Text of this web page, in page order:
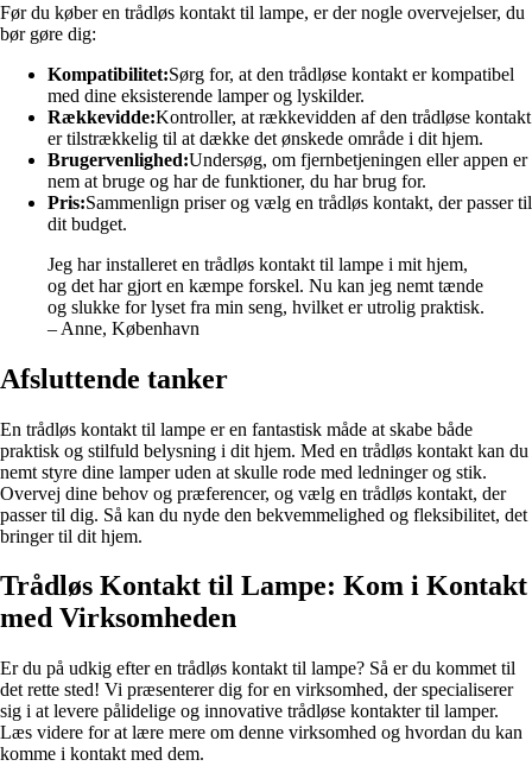
Før du køber en trådløs kontakt til lampe, er der nogle overvejelser, du
bør gøre dig:
Kompatibilitet:Sørg for, at den trådløse kontakt er kompatibel
med dine eksisterende lamper og lyskilder.
Rækkevidde:Kontroller, at rækkevidden af den trådløse kontakt
er tilstrækkelig til at dække det ønskede område i dit hjem.
Brugervenlighed:Undersøg, om fjernbetjeningen eller appen er
nem at bruge og har de funktioner, du har brug for.
Pris:Sammenlign priser og vælg en trådløs kontakt, der passer til
dit budget.
Jeg har installeret en trådløs kontakt til lampe i mit hjem,
og det har gjort en kæmpe forskel. Nu kan jeg nemt tænde
og slukke for lyset fra min seng, hvilket er utrolig praktisk.
– Anne, København
Afsluttende tanker
En trådløs kontakt til lampe er en fantastisk måde at skabe både
praktisk og stilfuld belysning i dit hjem. Med en trådløs kontakt kan du
nemt styre dine lamper uden at skulle rode med ledninger og stik.
Overvej dine behov og præferencer, og vælg en trådløs kontakt, der
passer til dig. Så kan du nyde den bekvemmelighed og fleksibilitet, det
bringer til dit hjem.
Trådløs Kontakt til Lampe: Kom i Kontakt
med Virksomheden
Er du på udkig efter en trådløs kontakt til lampe? Så er du kommet til
det rette sted! Vi præsenterer dig for en virksomhed, der specialiserer
sig i at levere pålidelige og innovative trådløse kontakter til lamper.
Læs videre for at lære mere om denne virksomhed og hvordan du kan
komme i kontakt med dem.